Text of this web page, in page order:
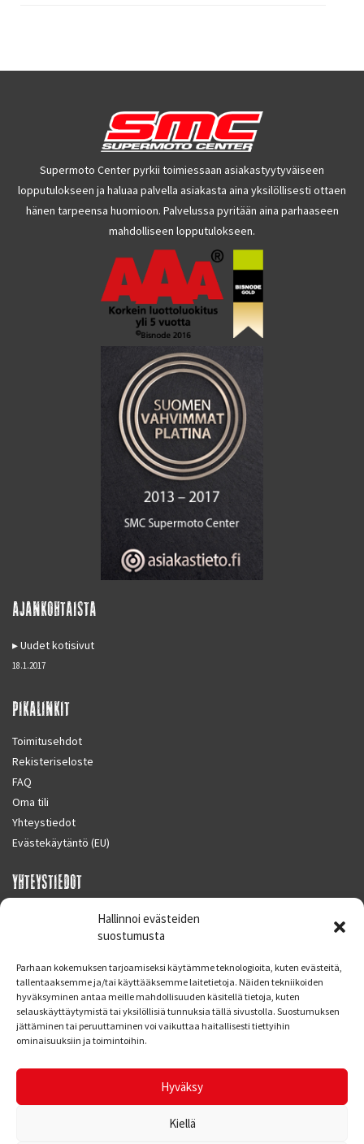
Hallinnoi evästeiden
suostumusta
Parhaan kokemuksen tarjoamiseksi käytämme teknologioita, kuten evästeitä,
tallentaaksemme ja/tai käyttääksemme laitetietoja. Näiden tekniikoiden
hyväksyminen antaa meille mahdollisuuden käsitellä tietoja, kuten
selauskäyttäytymistä tai yksilöllisiä tunnuksia tällä sivustolla. Suostumuksen
jättäminen tai peruuttaminen voi vaikuttaa haitallisesti tiettyihin
ominaisuuksiin ja toimintoihin.
Hyväksy
Kiellä
Supermoto Center pyrkii toimiessaan asiakastyytyväiseen
lopputulokseen ja haluaa palvella asiakasta aina yksilöllisesti ottaen
hänen tarpeensa huomioon. Palvelussa pyritään aina parhaaseen
mahdolliseen lopputulokseen.
AJANKOHTAISTA
Uudet kotisivut
18.1.2017
PIKALINKIT
Toimitusehdot
Rekisteriseloste
FAQ
Oma tili
Yhteystiedot
Evästekäytäntö (EU)
YHTEYSTIEDOT
SUPERMOTO CENTER
Finland
Puh. 09 221 7088
info at supermotocenter.fi
Maanantai - Tiistai 09.00 - 17.00